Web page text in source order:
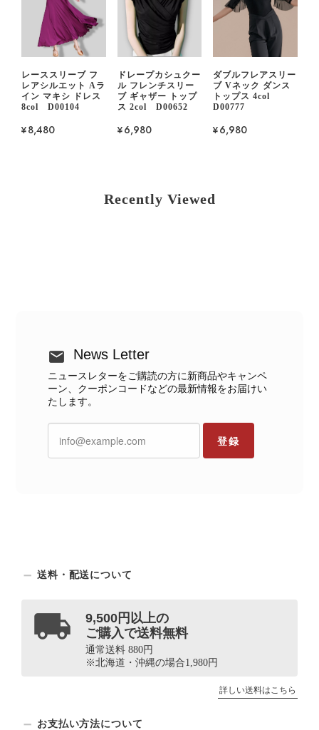
レーススリーブ フ
レアシルエット Aラ
イン マキシ ドレス
8col D00104
¥8,480
ドレープカシュクー
ル フレンチスリー
ブ ギャザー トップ
ス 2col D00652
¥6,980
ダブルフレアスリー
ブ Vネック ダンス
トップス 4col
D00777
¥6,980
Recently Viewed
News Letter
ニュースレターをご購読の方に新商品やキャンペ
ーン、クーポンコードなどの最新情報をお届けい
たします。
登録
送料・配送について
9,500円以上の
ご購入で送料無料
通常送料 880円
※北海道・沖縄の場合1,980円
詳しい送料はこちら
お支払い方法について